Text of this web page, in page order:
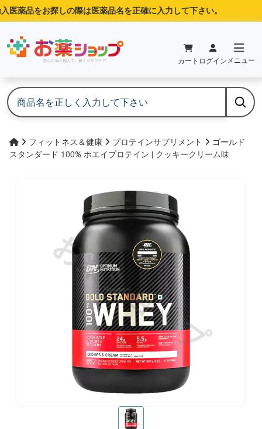
薬品をお探しの際は医薬品名を正確に入力して下さい。
カート ログイン メニュー
フィットネス＆健康 プロテインサプリメント
ゴールド
スタンダード 100% ホエイプロテイン | クッキークリーム味
お薬ショップ
お薬ショップ